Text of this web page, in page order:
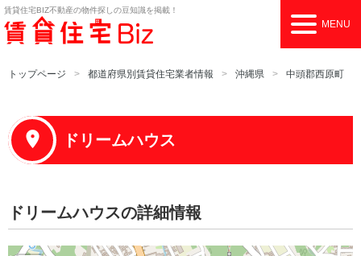
賃貸住宅BIZ不動産の物件探しの豆知識を掲載！
MENU
トップページ 都道府県別賃貸住宅業者情報 沖縄県 中頭郡西原町
ドリームハウス
ドリームハウスの詳細情報